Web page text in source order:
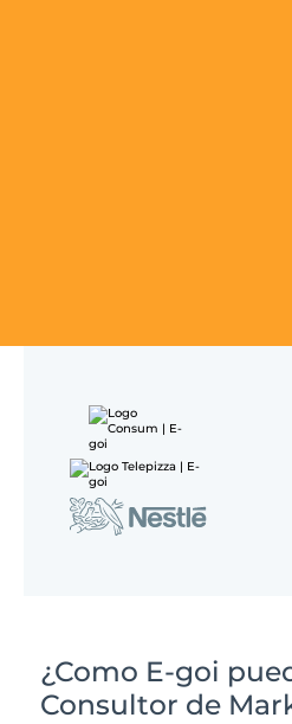
¿Como E-goi
Consultor de